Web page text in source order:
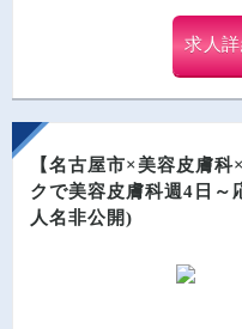
求人
【名古屋市×美容皮膚
クで美容皮膚科週4日～
人名非公開)